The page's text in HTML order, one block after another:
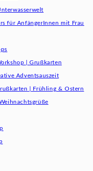
für AnfängerInnen mit Frau
| Grußkarten
Adventsauszeit
| Frühling & Ostern